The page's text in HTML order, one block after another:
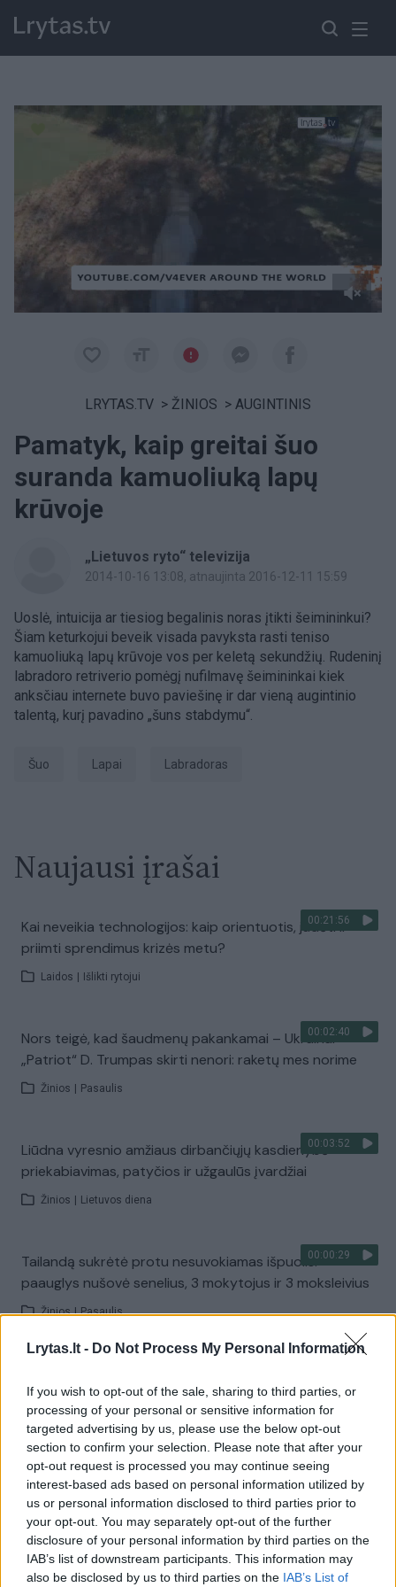
Lrytas.lt - Do Not Process My Personal Information
If you wish to opt-out of the sale, sharing to third parties, or
processing of your personal or sensitive information for
targeted advertising by us, please use the below opt-out
section to confirm your selection. Please note that after your
opt-out request is processed you may continue seeing
interest-based ads based on personal information utilized by
us or personal information disclosed to third parties prior to
your opt-out. You may separately opt-out of the further
disclosure of your personal information by third parties on the
IAB’s list of downstream participants. This information may
also be disclosed by us to third parties on the IAB’s List of
Paremkite Ukrainą
LRYTAS.TV > ŽINIOS > AUGINTINIS
Pamatyk, kaip greitai šuo
suranda kamuoliuką lapų
krūvoje
„Lietuvos ryto“ televizija
2014-10-16 13:08, atnaujinta 2016-12-11 15:59
Uoslė, intuicija ar tiesiog begalinis noras įtikti šeimininkui?
Šiam keturkojui beveik visada pavyksta rasti teniso
kamuoliuką lapų krūvoje vos per keletą sekundžių. Rudeninį
labradoro retriverio pomėgį nufilmavę šeimininkai kiek
anksčiau internete buvo paviešinę ir dar vieną augintinio
talentą, kurį pavadino „šuns stabdymu“.
Šuo lapai labradoras
Naujausi įrašai
00:21:56
Kai neveikia technologijos: kaip orientuotis, judėti ir
priimti sprendimus krizės metu?
Laidos Išlikti rytojui
00:02:40
Nors teigė, kad šaudmenų pakankamai – Ukrainai
„Patriot“ D. Trumpas skirti nenori: raketų mes norime
Žinios Pasaulis
00:03:52
Liūdna vyresnio amžiaus dirbančiųjų kasdienybė –
priekabiavimas, patyčios ir užgaulūs įvardžiai
Žinios Lietuvos diena
00:00:29
Tailandą sukrėtė protu nesuvokiamas išpuolis:
paauglys nušovė senelius, 3 mokytojus ir 3 moksleivius
Žinios | Pasaulis
Žiūrimiausi įrašai
00:00:30
Vaizdai iš tragiškos avarijos Vilniaus r.: dviejų moterų ir
vaiko gyvybių išgelbėti nepavyko